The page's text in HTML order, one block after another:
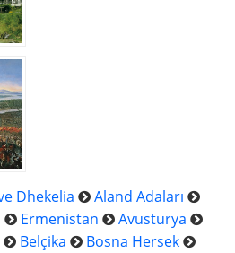
Dhekelia
Aland Adaları
Ermenistan
Avusturya
Belçika
Bosna Hersek